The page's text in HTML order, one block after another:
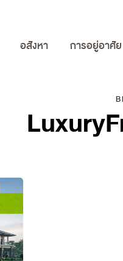
อสังหา การอยู่อาศัย